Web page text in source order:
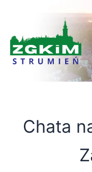
Chata